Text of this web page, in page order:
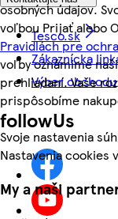
osobných údajov.
voľbou Prijať alebo
Pravidlách pre
voľby oznámime
prehliadaní. Vaše
prispôsobíme
Svoje nastavenia
Nastavenia cookies
My a naši
Tesco.sk
Zákaznícka
Výber obchodu
followUs